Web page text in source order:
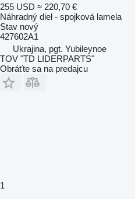
255 USD ≈ 220,70 €
Náhradný diel - spojková lamela
Stav nový
427602A1
Ukrajina, pgt. Yubileynoe
TOV "TD LIDERPARTS"
Obráťte sa na predajcu
1